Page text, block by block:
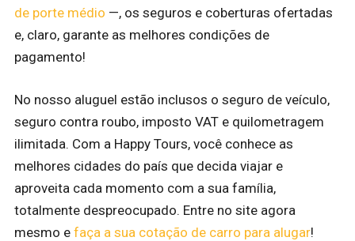
de porte médio —, os seguros e coberturas ofertadas
e, claro, garante as melhores condições de
pagamento!
No nosso aluguel estão inclusos o seguro de veículo,
seguro contra roubo, imposto VAT e quilometragem
ilimitada. Com a Happy Tours, você conhece as
melhores cidades do país que decida viajar e
aproveita cada momento com a sua família,
totalmente despreocupado. Entre no site agora
mesmo e faça a sua cotação de carro para alugar!